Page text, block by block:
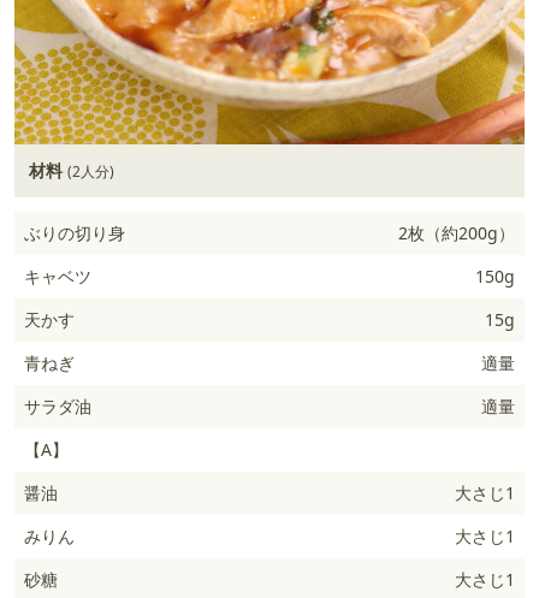
材料 (2人分)
ぶりの切り身
2枚（約200g）
キャベツ
150g
天かす
15g
青ねぎ
適量
サラダ油
適量
【A】
醤油
大さじ1
みりん
大さじ1
砂糖
大さじ1